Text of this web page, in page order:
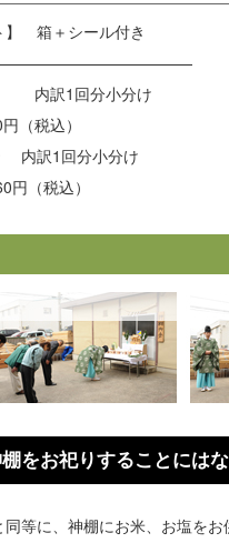
】 箱＋シール付き
内訳1回分小分け
（税込）
内訳1回分小分け
円（税込）
をお祀りすることにはな
等に、神棚にお米、お塩をお